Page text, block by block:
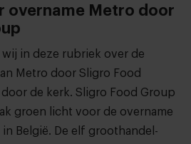
overname Metro door
in deze rubriek over de
Metro door Sligro Food
de kerk. Sligro Food Group
groen licht voor de overname
België. De elf groothandel-